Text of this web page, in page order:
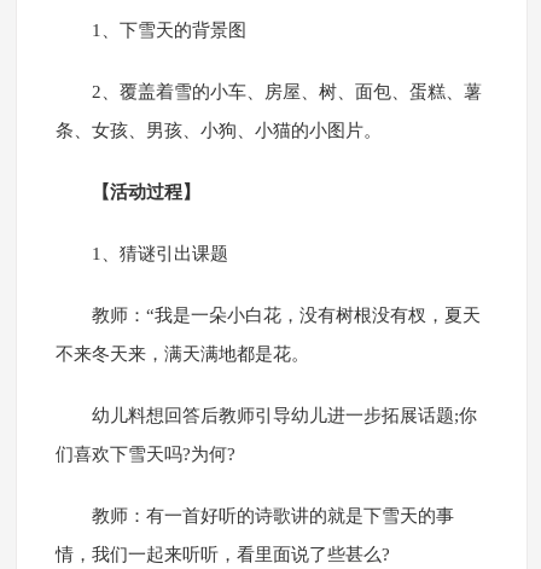
1、下雪天的背景图
2、覆盖着雪的小车、房屋、树、面包、蛋糕、薯
条、女孩、男孩、小狗、小猫的小图片。
【活动过程】
1、猜谜引出课题
教师：“我是一朵小白花，没有树根没有杈，夏天
不来冬天来，满天满地都是花。
幼儿料想回答后教师引导幼儿进一步拓展话题;你
们喜欢下雪天吗?为何?
教师：有一首好听的诗歌讲的就是下雪天的事
情，我们一起来听听，看里面说了些甚么?